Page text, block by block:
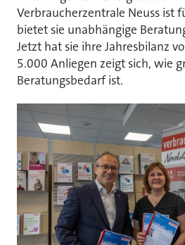
Verbraucherzentrale Neuss ist
bietet sie unabhängige
Jetzt hat sie ihre Jahresbilanz
5.000 Anliegen zeigt sich, wie
Beratungsbedarf ist.